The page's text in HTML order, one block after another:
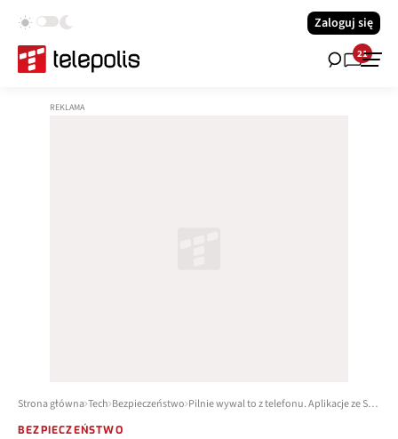
Zaloguj się
21
Strona główna Tech Bezpieczeństwo Pilnie wywal to z telefonu. Aplikacje ze Sklepu Play kradną pieniądze
BEZPIECZEŃSTWO